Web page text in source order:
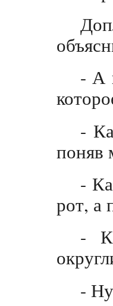
- А
-
поняв
-
рот, а
-
-